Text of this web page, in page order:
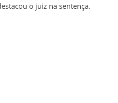
o juiz na sentença.